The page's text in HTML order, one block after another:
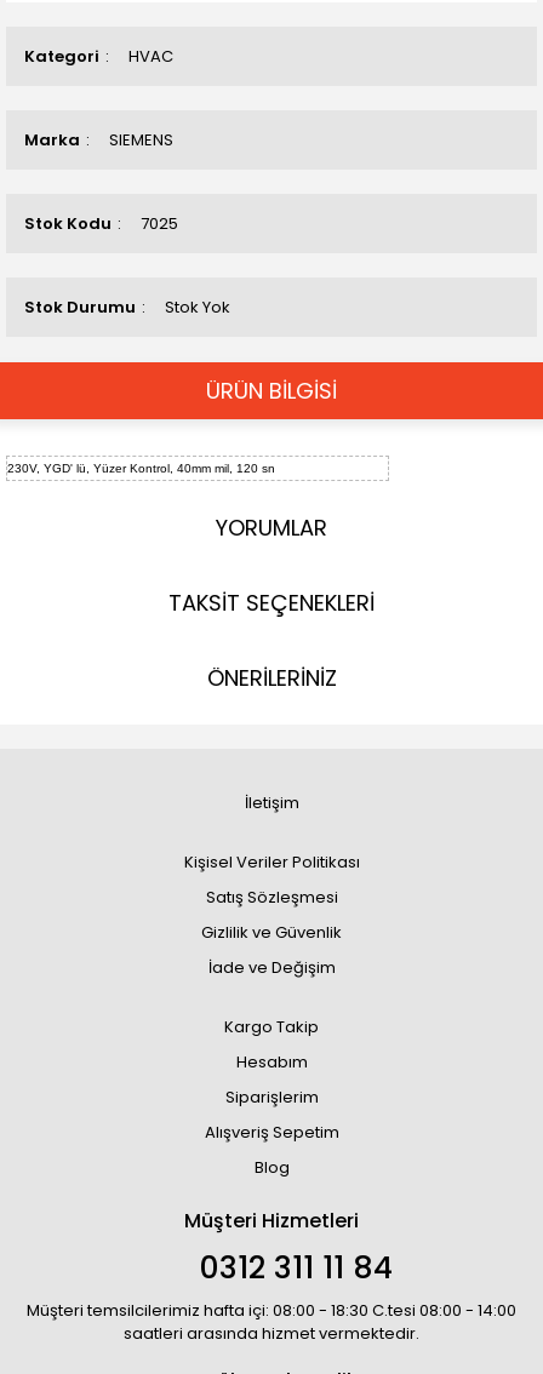
Kategori HVAC
Marka SIEMENS
Stok Kodu 7025
Stok Durumu Stok Yok
ÜRÜN BİLGİSİ
230V, YGD' lü, Yüzer Kontrol, 40mm mil, 120 sn
YORUMLAR
TAKSİT SEÇENEKLERİ
ÖNERİLERİNİZ
İletişim
Kişisel Veriler Politikası
Satış Sözleşmesi
Gizlilik ve Güvenlik
İade ve Değişim
Kargo Takip
Hesabım
Siparişlerim
Alışveriş Sepetim
Blog
Müşteri Hizmetleri
0312 311 11 84
Müşteri temsilcilerimiz hafta içi: 08:00 - 18:30 C.tesi 08:00 - 14:00
saatleri arasında hizmet vermektedir.